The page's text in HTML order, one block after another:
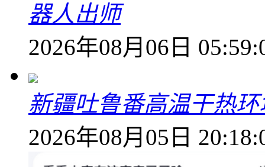
器人出师
2026年08月06日
新疆吐鲁番高温干热
2026年08月05日